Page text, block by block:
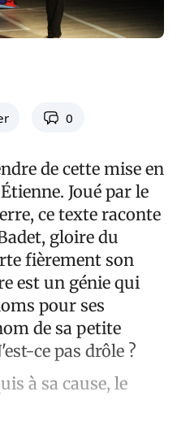
0
de cette mise en
Joué par le
ce texte raconte
gloire du
fièrement son
est un génie qui
pour ses
de sa petite
ce pas drôle ?
à sa cause, le